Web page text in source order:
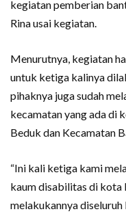
kegiatan pemberian
Rina usai kegiatan.
Menurutnya, kegiatan
untuk ketiga kalinya
pihaknya juga sudah
kecamatan yang ada di
Beduk dan Kecamatan
“Ini kali ketiga kami
kaum disabilitas di kota
melakukannya